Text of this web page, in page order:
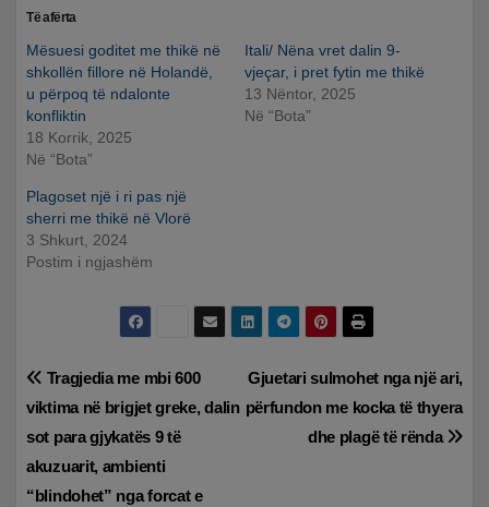
Të afërta
Mësuesi goditet me thikë në
shkollën fillore në Holandë,
u përpoq të ndalonte
konfliktin
18 Korrik, 2025
Në “Bota”
Itali/ Nëna vret dalin 9-
vjeçar, i pret fytin me thikë
13 Nëntor, 2025
Në “Bota”
Plagoset një i ri pas një
sherri me thikë në Vlorë
3 Shkurt, 2024
Postim i ngjashëm
Lëvizje
te
postimet
Gjuetari sulmohet nga një ari,
përfundon me kocka të thyera
dhe plagë të rënda
Tragjedia me mbi 600
viktima në brigjet greke, dalin
sot para gjykatës 9 të
akuzuarit, ambienti
“blindohet” nga forcat e